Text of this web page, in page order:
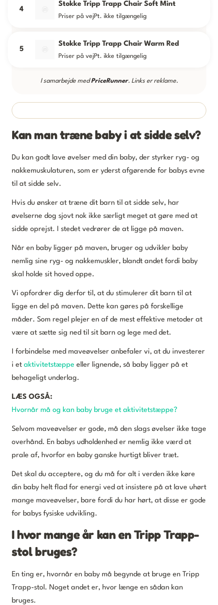
4
Stokke Tripp Trapp Chair Soft Mint
Priser på vejPt. ikke tilgængelig
5
Stokke Tripp Trapp Chair Warm Red
Priser på vejPt. ikke tilgængelig
I samarbejde medPriceRunner. Links er reklame.
Kan man træne baby i at sidde selv?
Du kan godt lave øvelser med din baby, der styrker ryg- og
nakkemuskulaturen, som er yderst afgørende for babys evne
til at sidde selv.
Hvis du ønsker at træne dit barn til at sidde selv, har
øvelserne dog sjovt nok ikke særligt meget at gøre med at
sidde oprejst. I stedet vedrører de at ligge på maven.
Når en baby ligger på maven, bruger og udvikler baby
nemlig sine ryg- og nakkemuskler, blandt andet fordi baby
skal holde sit hoved oppe.
Vi opfordrer dig derfor til, at du stimulerer dit barn til at
ligge en del på maven. Dette kan gøres på forskellige
måder. Som regel plejer en af de mest effektive metoder at
være at sætte sig ned til sit barn og lege med det.
I forbindelse med maveøvelser anbefaler vi, at du investerer
i et aktivitetstæppe eller lignende, så baby ligger på et
behageligt underlag.
LÆS OGSÅ:
Hvornår må og kan baby bruge et aktivitetstæppe?
Selvom maveøvelser er gode, må den slags øvelser ikke tage
overhånd. En babys udholdenhed er nemlig ikke værd at
prale af, hvorfor en baby ganske hurtigt bliver træt.
Det skal du acceptere, og du må for alt i verden ikke køre
din baby helt flad for energi ved at insistere på at lave uhørt
mange maveøvelser, bare fordi du har hørt, at disse er gode
for babys fysiske udvikling.
I hvor mange år kan en Tripp Trapp-
stol bruges?
En ting er, hvornår en baby må begynde at bruge en Tripp
Trapp-stol. Noget andet er, hvor længe en sådan kan
bruges.